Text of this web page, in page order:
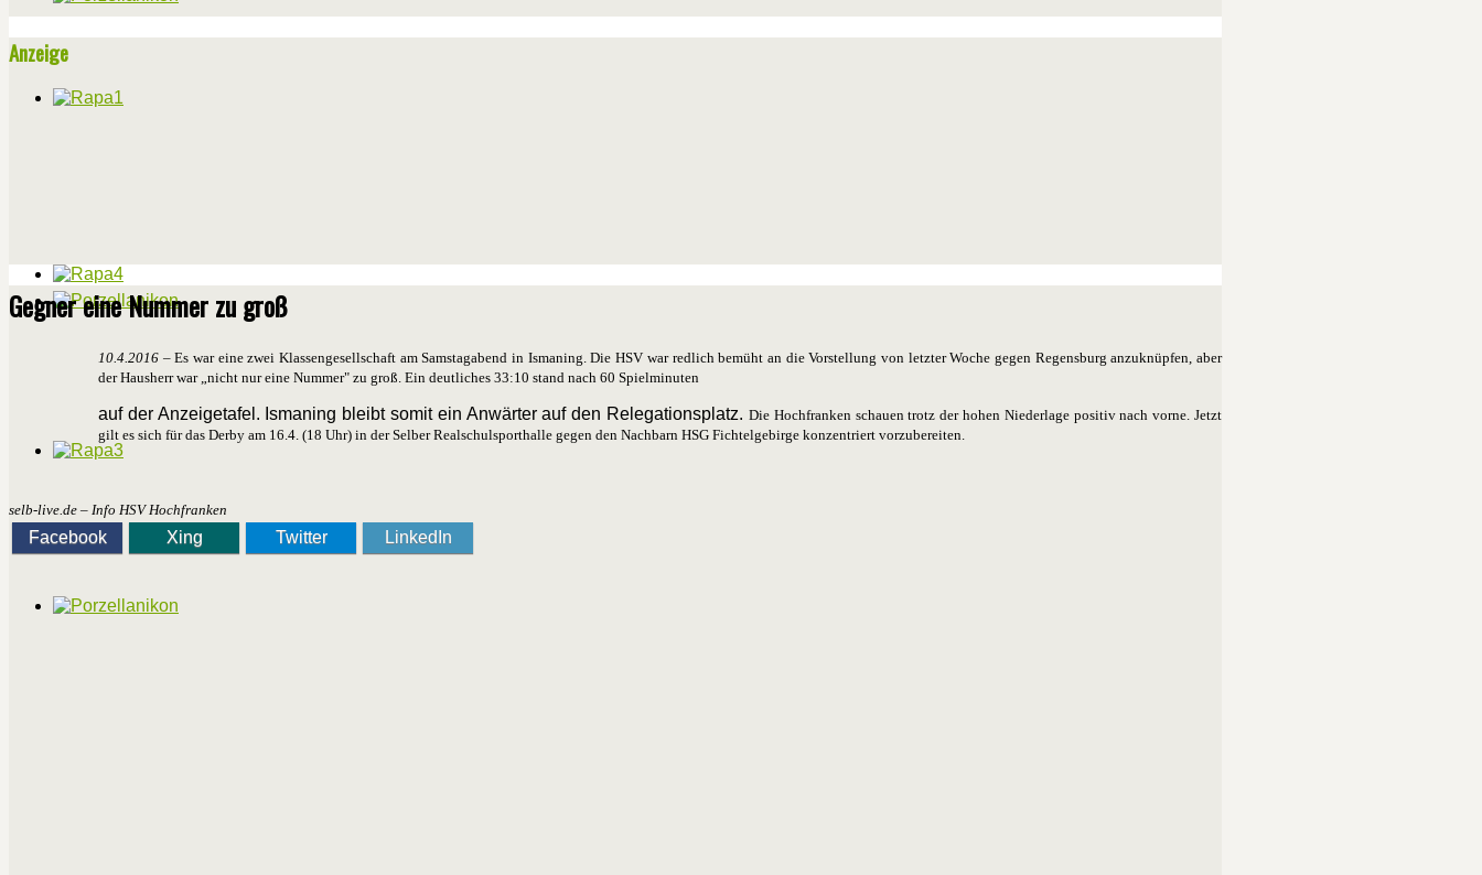
Anzeige
Gegner eine Nummer zu groß
10.4.2016 – Es war eine zwei Klassengesellschaft am Samstagabend in Ismaning. Die HSV war redlich bemüht an die Vorstellung von letzter Woche gegen Regensburg anzuknüpfen, aber
der Hausherr war „nicht nur eine Nummer" zu groß. Ein deutliches 33:10 stand nach 60 Spielminuten
auf der Anzeigetafel. Ismaning bleibt somit ein Anwärter auf den Relegationsplatz. Die Hochfranken schauen trotz der hohen Niederlage positiv nach vorne. Jetzt
gilt es sich für das Derby am 16.4. (18 Uhr) in der Selber Realschulsporthalle gegen den Nachbarn HSG Fichtelgebirge konzentriert vorzubereiten.
selb-live.de – Info HSV Hochfranken
Facebook Xing Twitter LinkedIn